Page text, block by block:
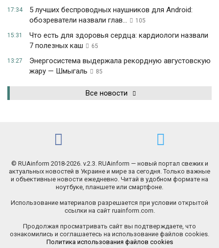
17:34
5 лучших беспроводных наушников для Android:
обозреватели назвали глав...
105
15:31
Что есть для здоровья сердца: кардиологи назвали
7 полезных каш
65
13:27
Энергосистема выдержала рекордную августовскую
жару — Шмыгаль
85
Все новости
© RUAinform 2018-2026. v.2.3. RUAinform — новый портал свежих и
актуальных новостей в Украине и мире за сегодня. Только важные
и объективные новости ежедневно. Читай в удобном формате на
ноутбуке, планшете или смартфоне.
Использование материалов разрешается при условии открытой
ссылки на сайт ruainform.com.
Продолжая просматривать сайт вы подтверждаете, что
ознакомились и соглашаетесь на использование файлов cookies.
Политика использования файлов cookies